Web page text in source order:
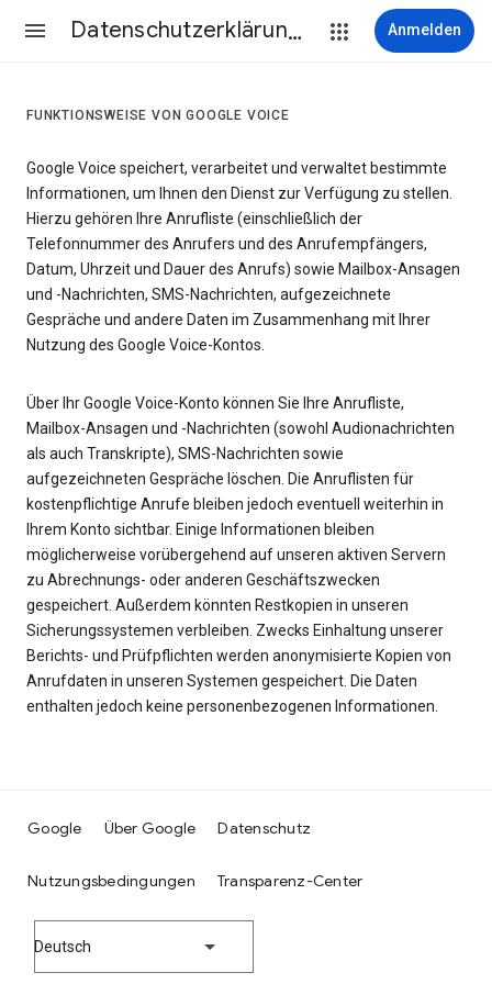
Datenschutzerklärung & Nutzungsbedingungen Anmelden
FUNKTIONSWEISE VON GOOGLE VOICE
Google Voice speichert, verarbeitet und verwaltet bestimmte
Informationen, um Ihnen den Dienst zur Verfügung zu stellen.
Hierzu gehören Ihre Anrufliste (einschließlich der
Telefonnummer des Anrufers und des Anrufempfängers,
Datum, Uhrzeit und Dauer des Anrufs) sowie Mailbox-Ansagen
und -Nachrichten, SMS-Nachrichten, aufgezeichnete
Gespräche und andere Daten im Zusammenhang mit Ihrer
Nutzung des Google Voice-Kontos.
Über Ihr Google Voice-Konto können Sie Ihre Anrufliste,
Mailbox-Ansagen und -Nachrichten (sowohl Audionachrichten
als auch Transkripte), SMS-Nachrichten sowie
aufgezeichneten Gespräche löschen. Die Anruflisten für
kostenpflichtige Anrufe bleiben jedoch eventuell weiterhin in
Ihrem Konto sichtbar. Einige Informationen bleiben
möglicherweise vorübergehend auf unseren aktiven Servern
zu Abrechnungs- oder anderen Geschäftszwecken
gespeichert. Außerdem könnten Restkopien in unseren
Sicherungssystemen verbleiben. Zwecks Einhaltung unserer
Berichts- und Prüfpflichten werden anonymisierte Kopien von
Anrufdaten in unseren Systemen gespeichert. Die Daten
enthalten jedoch keine personenbezogenen Informationen.
Google Über Google Datenschutz
Nutzungsbedingungen Transparenz-Center
Deutsch